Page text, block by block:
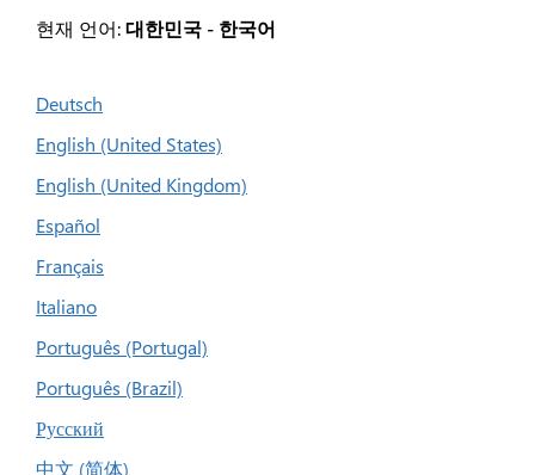
현재 언어:대한민국 - 한국어
Deutsch
English (United States)
English (United Kingdom)
Español
Français
Italiano
Português (Portugal)
Português (Brazil)
Русский
中文 (简体)